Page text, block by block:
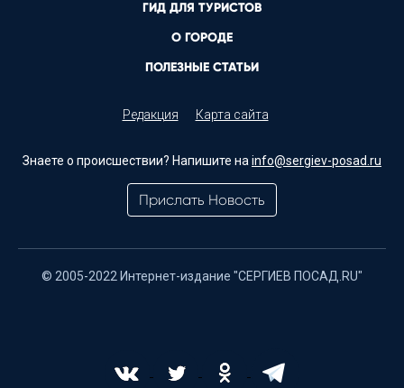
ГИД ДЛЯ ТУРИСТОВ
О ГОРОДЕ
ПОЛЕЗНЫЕ СТАТЬИ
Редакция Карта сайта
Знаете о происшествии? Напишите наinfo@sergiev-posad.ru
Прислать Новость
© 2005-2022 Интернет-издание "СЕРГИЕВ ПОСАД.RU"